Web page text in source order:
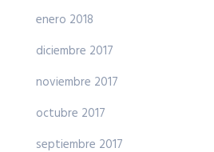
enero 2018
diciembre 2017
noviembre 2017
octubre 2017
septiembre 2017